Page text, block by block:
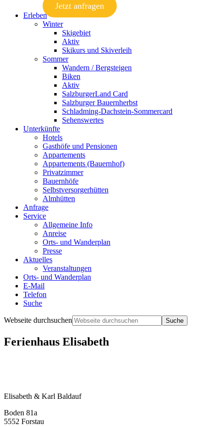
Jetzt anfragen
Erleben
Winter
Skigebiet
Aktiv
Skikurs und Skiverleih
Sommer
Wandern / Bergsteigen
Biken
Aktiv
SalzburgerLand Card
Salzburger Bauernherbst
Schladming-Dachstein-Sommercard
Sehenswertes
Unterkünfte
Hotels
Gasthöfe und Pensionen
Appartements
Appartements (Bauernhof)
Privatzimmer
Bauernhöfe
Selbstversorgerhütten
Almhütten
Anfrage
Service
Allgemeine Info
Anreise
Orts- und Wanderplan
Presse
Aktuelles
Veranstaltungen
Orts- und Wanderplan
E-Mail
Telefon
Suche
Webseite durchsuchen
Ferienhaus Elisabeth
Elisabeth & Karl Baldauf
Boden 81a
5552 Forstau